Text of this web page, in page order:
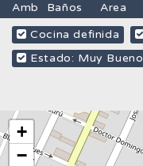
Amb
Baños
Area
Cocina definida
Estado: Muy Bueno
+
−